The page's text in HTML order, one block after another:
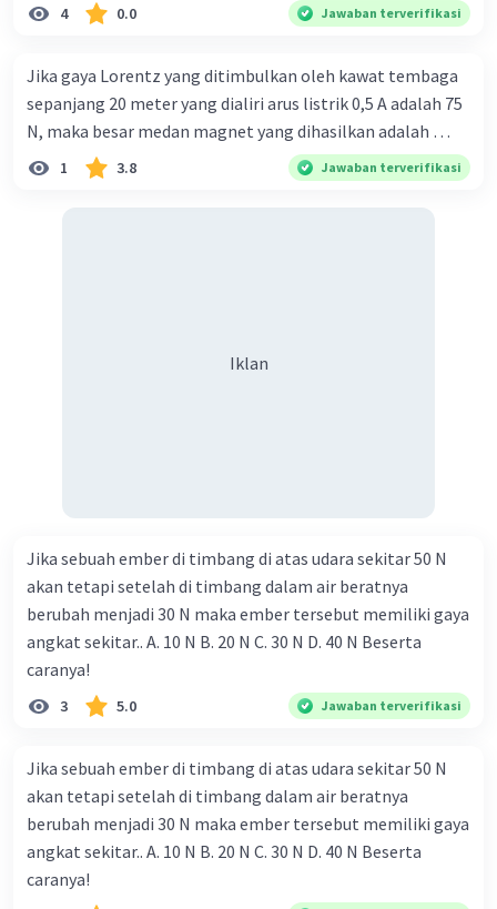
4 0.0 Jawaban terverifikasi
Jika gaya Lorentz yang ditimbulkan oleh kawat tembaga
sepanjang 20 meter yang dialiri arus listrik 0,5 A adalah 75
N, maka besar medan magnet yang dihasilkan adalah …
1 3.8 Jawaban terverifikasi
Iklan
Jika sebuah ember di timbang di atas udara sekitar 50 N
akan tetapi setelah di timbang dalam air beratnya
berubah menjadi 30 N maka ember tersebut memiliki gaya
angkat sekitar.. A. 10 N B. 20 N C. 30 N D. 40 N Beserta
caranya!
3 5.0 Jawaban terverifikasi
Jika sebuah ember di timbang di atas udara sekitar 50 N
akan tetapi setelah di timbang dalam air beratnya
berubah menjadi 30 N maka ember tersebut memiliki gaya
angkat sekitar.. A. 10 N B. 20 N C. 30 N D. 40 N Beserta
caranya!